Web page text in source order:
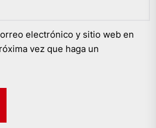
electrónico y sitio web en
vez que haga un